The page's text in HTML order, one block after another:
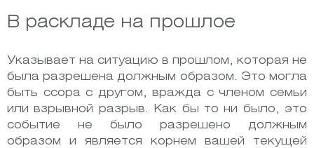
В раскладе на прошлое
Указывает на ситуацию в прошлом, которая не
была разрешена должным образом. Это могла
быть ссора с другом, вражда с членом семьи
или взрывной разрыв. Как бы то ни было, это
событие не было разрешено должным
образом и является корнем вашей текущей